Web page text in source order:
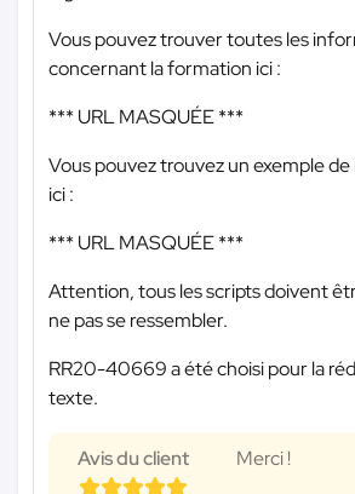
Vous pouvez trouver toutes les
concernant la formation ici :
*** URL MASQUÉE ***
Vous pouvez trouvez un exemple
ici :
*** URL MASQUÉE ***
Attention, tous les scripts doivent
ne pas se ressembler.
RR20-40669 a été choisi pour la
texte.
Avis du client Merci !